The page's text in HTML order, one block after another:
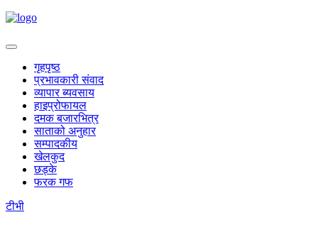
गृहपृष्ठ
प्रभावकारी संवाद
व्यापार ब्यवसाय
हाइप्रोफायल
दमक बजारभित्र
साताको अनुहार
सम्पादकीय
खेलकुद
छड्के
फरक गफ
टीभी